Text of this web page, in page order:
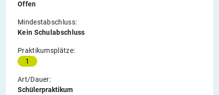
Offen
Mindestabschluss:
Kein Schulabschluss
Praktikumsplätze:
1
Art/Dauer:
Schülerpraktikum